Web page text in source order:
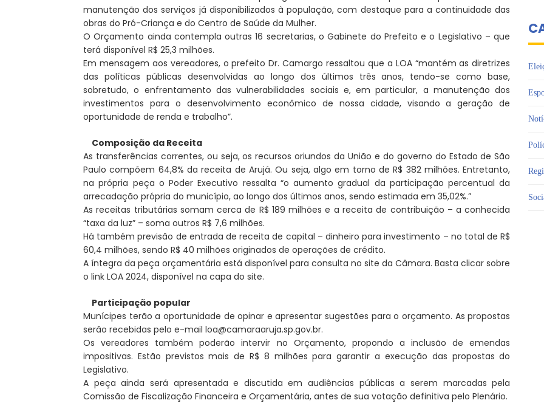
manutenção dos serviços já disponibilizados à população, com destaque para a continuidade das
obras do Pró-Criança e do Centro de Saúde da Mulher.
O Orçamento ainda contempla outras 16 secretarias, o Gabinete do Prefeito e o Legislativo – que
terá disponível R$ 25,3 milhões.
Em mensagem aos vereadores, o prefeito Dr. Camargo ressaltou que a LOA “mantém as diretrizes
das políticas públicas desenvolvidas ao longo dos últimos três anos, tendo-se como base,
sobretudo, o enfrentamento das vulnerabilidades sociais e, em particular, a manutenção dos
investimentos para o desenvolvimento econômico de nossa cidade, visando a geração de
oportunidade de renda e trabalho”.
Composição da Receita
As transferências correntes, ou seja, os recursos oriundos da União e do governo do Estado de São
Paulo compõem 64,8% da receita de Arujá. Ou seja, algo em torno de R$ 382 milhões. Entretanto,
na própria peça o Poder Executivo ressalta “o aumento gradual da participação percentual da
arrecadação própria do município, ao longo dos últimos anos, sendo estimada em 35,02%.”
As receitas tributárias somam cerca de R$ 189 milhões e a receita de contribuição – a conhecida
“taxa da luz” – soma outros R$ 7,6 milhões.
Há também previsão de entrada de receita de capital – dinheiro para investimento – no total de R$
60,4 milhões, sendo R$ 40 milhões originados de operações de crédito.
A íntegra da peça orçamentária está disponível para consulta no site da Câmara. Basta clicar sobre
o link LOA 2024, disponível na capa do site.
Participação popular
Munícipes terão a oportunidade de opinar e apresentar sugestões para o orçamento. As propostas
serão recebidas pelo e-mail loa@camaraaruja.sp.gov.br.
Os vereadores também poderão intervir no Orçamento, propondo a inclusão de emendas
impositivas. Estão previstos mais de R$ 8 milhões para garantir a execução das propostas do
Legislativo.
A peça ainda será apresentada e discutida em audiências públicas a serem marcadas pela
Comissão de Fiscalização Financeira e Orçamentária, antes de sua votação definitiva pelo Plenário.